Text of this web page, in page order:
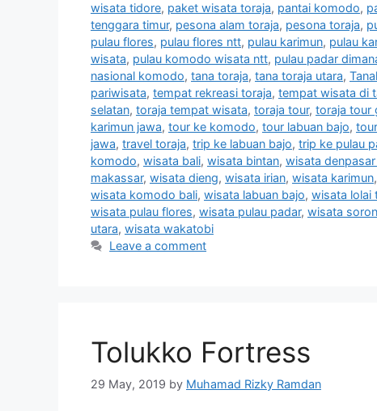
wisata tidore, paket wisata toraja, pantai komodo,
tenggara timur, pesona alam toraja, pesona toraja,
pulau flores, pulau flores ntt, pulau karimun, pulau
wisata, pulau komodo wisata ntt, pulau padar
nasional komodo, tana toraja, tana toraja utara,
pariwisata, tempat rekreasi toraja, tempat wisata di
selatan, toraja tempat wisata, toraja tour, toraja tour
karimun jawa, tour ke komodo, tour labuan bajo,
jawa, travel toraja, trip ke labuan bajo, trip ke pulau
komodo, wisata bali, wisata bintan, wisata
makassar, wisata dieng, wisata irian, wisata karimun,
wisata komodo bali, wisata labuan bajo, wisata lolai
wisata pulau flores, wisata pulau padar, wisata
utara, wisata wakatobi
Leave a comment
Tolukko Fortress
29 May, 2019 by Muhamad Rizky Ramdan